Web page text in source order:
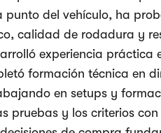
del vehículo, ha
calidad de rodadura y
experiencia
formación técnica en
en setups y
pruebas y los criterios